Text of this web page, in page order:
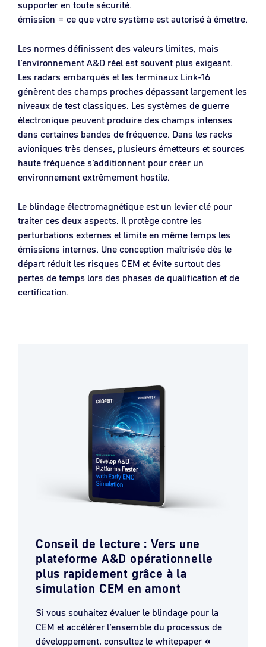
supporter en toute sécurité.
émission = ce que votre système est autorisé à émettre.
Les normes définissent des valeurs limites, mais
l’environnement A&D réel est souvent plus exigeant.
Les radars embarqués et les terminaux Link-16
génèrent des champs proches dépassant largement les
niveaux de test classiques. Les systèmes de guerre
électronique peuvent produire des champs intenses
dans certaines bandes de fréquence. Dans les racks
avioniques très denses, plusieurs émetteurs et sources
haute fréquence s’additionnent pour créer un
environnement extrêmement hostile.
Le blindage électromagnétique est un levier clé pour
traiter ces deux aspects. Il protège contre les
perturbations externes et limite en même temps les
émissions internes. Une conception maîtrisée dès le
départ réduit les risques CEM et évite surtout des
pertes de temps lors des phases de qualification et de
certification.
Conseil de lecture : Vers une
plateforme A&D opérationnelle
plus rapidement grâce à la
simulation CEM en amont
Si vous souhaitez évaluer le blindage pour la
CEM et accélérer l’ensemble du processus de
développement, consultez le whitepaper «